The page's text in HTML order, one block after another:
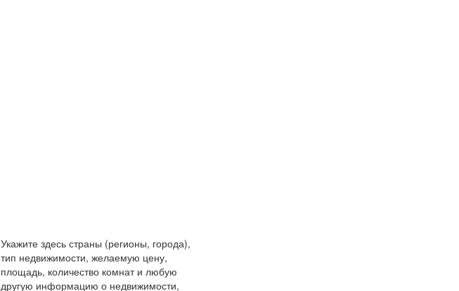
Укажите здесь страны (регионы, города),
тип недвижимости, желаемую цену,
площадь, количество комнат и любую
другую информацию о недвижимости,